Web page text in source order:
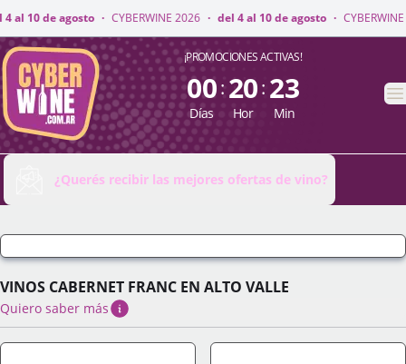
2026 · del 4 al 10 de agosto · CYBERWINE 2026 · del 4 al 10 de agosto ·
CyberWine ¡PROMOCIONES ACTIVAS!
00
Días
: 20
Hor
: 23
Min
¿Querés recibir las mejores ofertas de vino?
VINOS CABERNET FRANC EN ALTO VALLE
Quiero saber más